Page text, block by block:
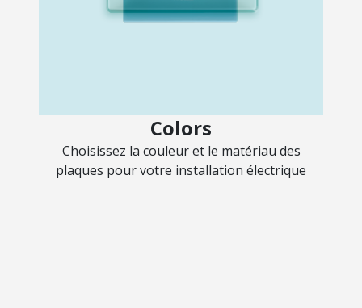
Colors
Choisissez la couleur et le matériau des
plaques pour votre installation électrique